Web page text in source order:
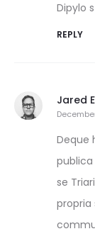
Dipylo
REPLY
Jared
Deque
publica
se